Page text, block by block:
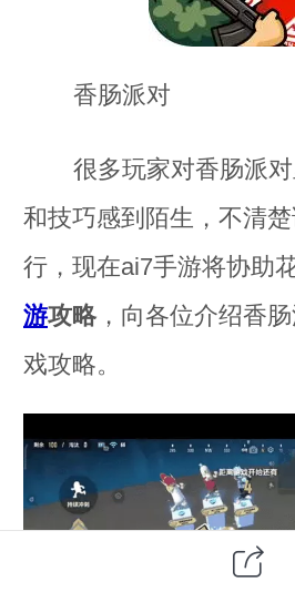
香肠派对
很多玩家对香肠派
和技巧感到陌生，不清
行，现在ai7手游将协助
游攻略 ，向各位介绍香
戏攻略。